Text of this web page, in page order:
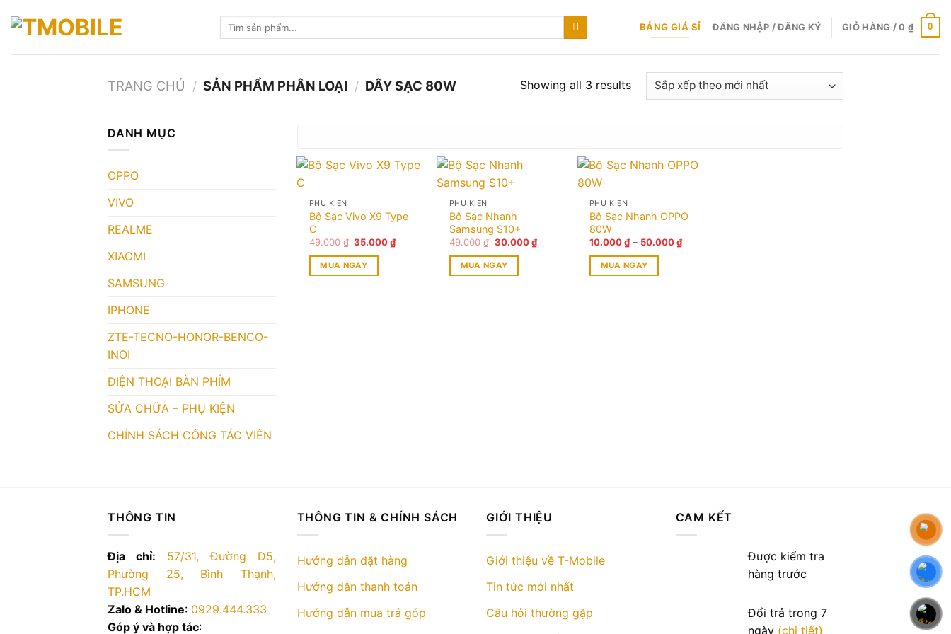
Tìm
BẢNG GIÁ SỈ ĐĂNG NHẬP / ĐĂNG KÝ GIỎ HÀNG /0 ₫ 0
TRANG CHỦ / SẢN PHẨM PHÂN LOẠI / DÂY SẠC 80W Showing all 3 results
DANH MỤC
OPPO
VIVO
REALME
XIAOMI
SAMSUNG
IPHONE
ZTE-TECNO-HONOR-BENCO-
INOI
ĐIỆN THOẠI BÀN PHÍM
SỬA CHỮA – PHỤ KIỆN
CHÍNH SÁCH CÔNG TÁC VIÊN
PHỤ KIỆN
Bộ Sạc Vivo X9 Type
C
49.000₫ Giá
là:
49.000 ₫.
35.000₫Giá
hiện
MUA NGAY
PHỤ KIỆN
Bộ Sạc Nhanh
Samsung S10+
49.000₫ Giá
là:
49.000 ₫.
30.000₫Giá
hiện
MUA NGAY
PHỤ KIỆN
Bộ Sạc Nhanh OPPO
80W
10.000₫ – 50.000₫Khoảng
giá:
MUA NGAY
phẩm
THÔNG TIN
Địa chỉ:
57/31, Đường D5,
Phường 25, Bình Thạnh,
TP.HCM
Zalo & Hotline: 0929.444.333
Góp ý và hợp tác:
THÔNG TIN & CHÍNH SÁCH
Hướng dẫn đặt hàng
Hướng dẫn thanh toán
Hướng dẫn mua trả góp
GIỚI THIỆU
Giới thiệu về T-Mobile
Tin tức mới nhất
Câu hỏi thường gặp
CAM KẾT
Được kiểm tra
hàng trước
Đổi trả trong 7
ngày (chi tiết)